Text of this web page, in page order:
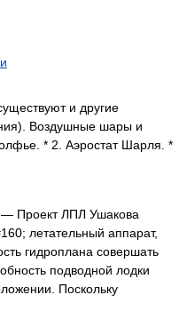
и другие
Воздушные шары и
* 2. Аэростат Шарля. *
— Проект ЛПЛ Ушакова
летательный аппарат,
гидроплана совершать
подводной лодки
Поскольку